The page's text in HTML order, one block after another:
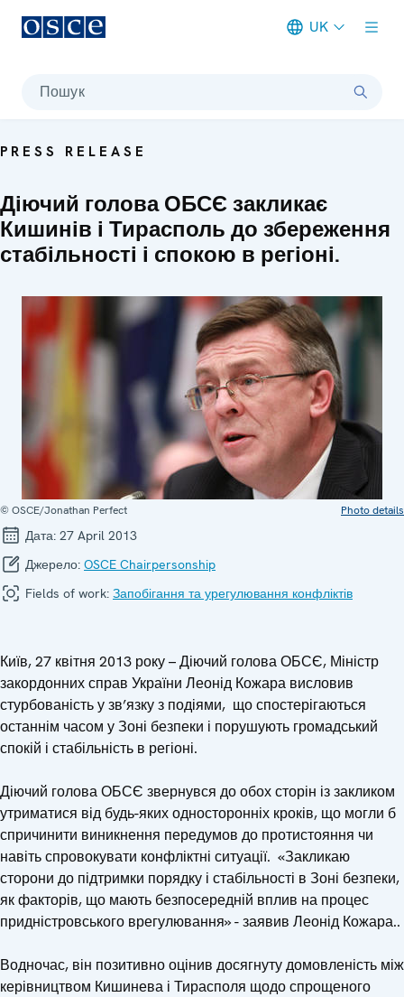
UK
Пошук
PRESS RELEASE
Діючий голова ОБСЄ закликає
Кишинів і Тирасполь до збереження
стабільності і спокою в регіоні.
© OSCE/Jonathan Perfect Photo details
Дата: 27 April 2013
Джерело: OSCE Chairpersonship
Fields of work: Запобігання та урегулювання конфліктів
Київ, 27 квітня 2013 року – Діючий голова ОБСЄ, Міністр
закордонних справ України Леонід Кожара висловив
стурбованість у зв’язку з подіями, що спостерігаються
останнім часом у Зоні безпеки і порушують громадський
спокій і стабільність в регіоні.
Діючий голова ОБСЄ звернувся до обох сторін із закликом
утриматися від будь-яких односторонніх кроків, що могли б
спричинити виникнення передумов до протистояння чи
навіть спровокувати конфліктні ситуації. «Закликаю
сторони до підтримки порядку і стабільності в Зоні безпеки,
як факторів, що мають безпосередній вплив на процес
придністровського врегулювання» - заявив Леонід Кожара..
Водночас, він позитивно оцінив досягнуту домовленість між
керівництвом Кишинева і Тирасполя щодо спрощеного